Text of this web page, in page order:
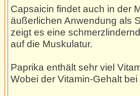
Capsaicin findet auch in der
äußerlichen Anwendung als
zeigt es eine
auf die Muskulatur.
Paprika enthält sehr viel
Wobei der Vitamin-Gehalt